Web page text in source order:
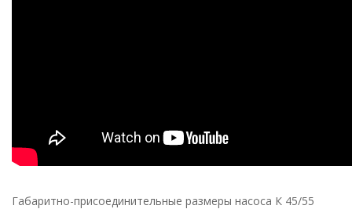
Габаритно-присоединительные размеры насоса К 45/55